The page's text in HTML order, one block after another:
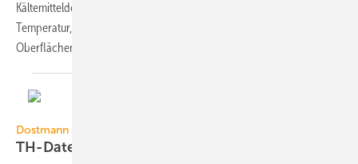
Kältemitteldetektor, für die Überprüfung des Raumklimas (Feuchte,
Temperatur, Luftdruck und Taupunkt) oder zur berührungslosen
Oberflächentemperaturmessung umgerüstet
Dostmann
TH-Datenlogger im